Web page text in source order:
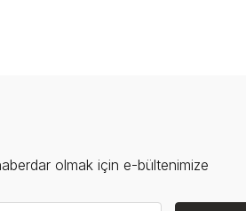
olmak için e-bültenimize